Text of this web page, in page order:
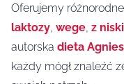
Oferujemy
laktozy wege z
autorska dieta
każdy mógł znaleźć